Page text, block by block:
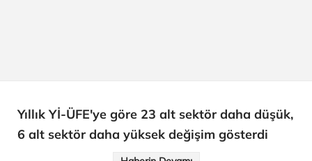
Yıllık Yİ-ÜFE'ye göre 23 alt sektör daha düşük,
6 alt sektör daha yüksek değişim gösterdi